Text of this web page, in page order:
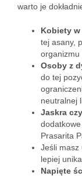
warto je
Kobiety
tej asany,
organizmu
Osoby z
do tej
neutralnej
Jaskra
Prasarita
Jeśli masz
lepiej
Napięte